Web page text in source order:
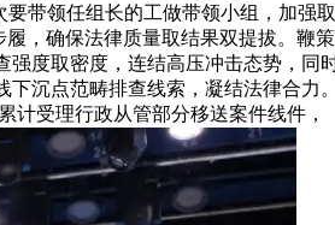
带领任组长的工做带领小组，加强
，确保法律质量取结果双提拔。鞭
度取密度，连结高压冲击态势，同
沉点范畴排查线索，凝结法律合力
计受理行政从管部分移送案件线件，